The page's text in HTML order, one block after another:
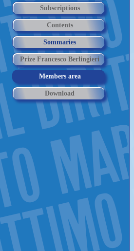
Subscriptions
Contents
Sommaries
Prize Francesco Berlingieri
Members area
Download